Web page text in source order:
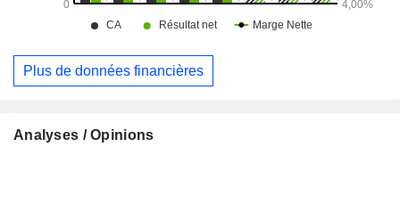
Plus de données financières
Analyses / Opinions